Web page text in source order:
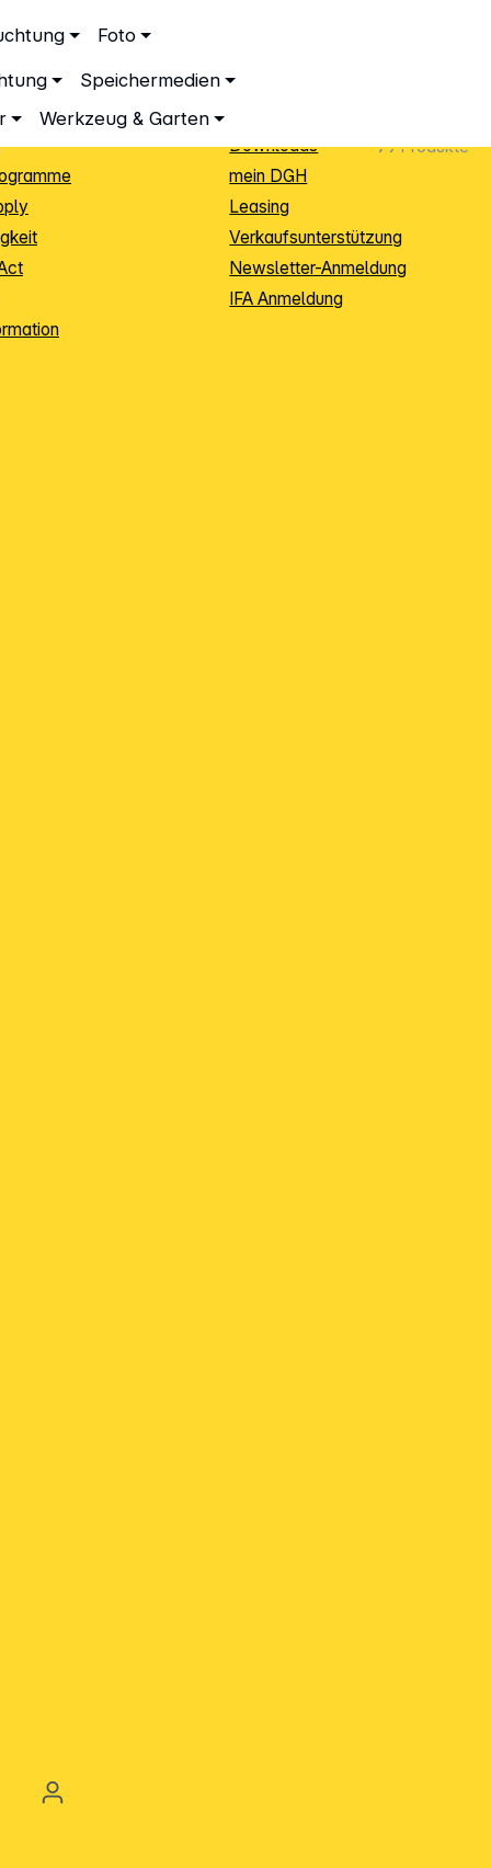
Foto
Speichermedien
Werkzeug & Garten
79Produkte
Sendungsverfolgung
Downloads
mein DGH
Leasing
Verkaufsunterstützung
Newsletter-Anmeldung
IFA Anmeldung